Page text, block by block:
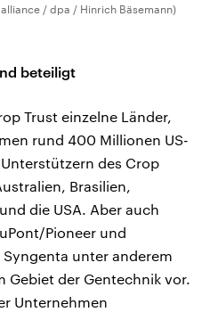
/ dpa / Hinrich Bäsemann)
beteiligt
Trust einzelne Länder,
rund 400 Millionen US-
des Crop
Brasilien,
die USA. Aber auch
Pioneer und
unter anderem
Gebiet der Gentechnik vor.
Unternehmen